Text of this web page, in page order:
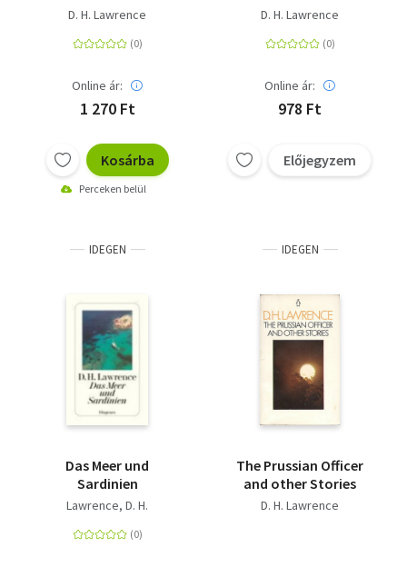
D. H. Lawrence
Online ár:
1 270 Ft
Kosárba
Perceken belül
D. H. Lawrence
Online ár:
978 Ft
Előjegyzem
IDEGEN
Das Meer und
Sardinien
Lawrence, D. H.
IDEGEN
The Prussian Officer
and other Stories
D. H. Lawrence